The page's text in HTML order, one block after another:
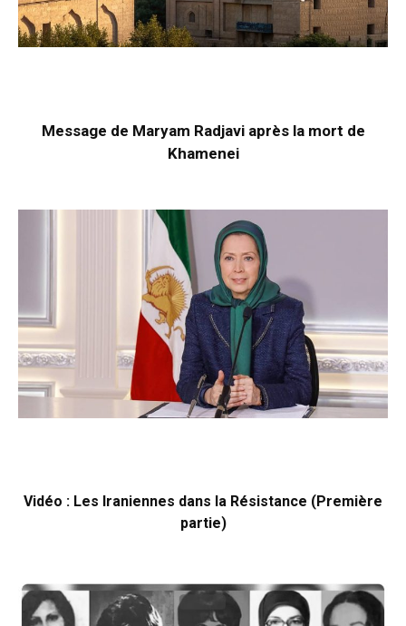
Message de Maryam Radjavi après la mort de
Khamenei
Vidéo : Les Iraniennes dans la Résistance (Première
partie)